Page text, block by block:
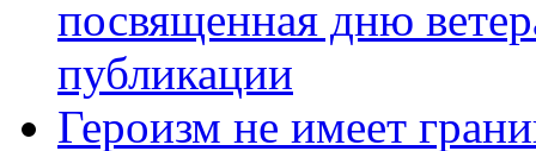
посвященная дню
публикации
Героизм не имеет